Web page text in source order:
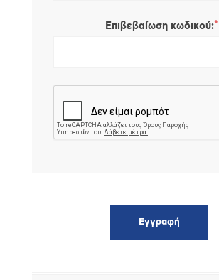
Επιβεβαίωση κωδικού:*